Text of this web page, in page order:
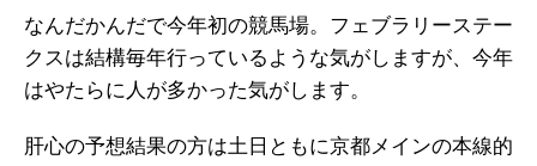
なんだかんだで今年初の競馬場。フェブラリーステー
クスは結構毎年行っているような気がしますが、今年
はやたらに人が多かった気がします。
肝心の予想結果の方は土日ともに京都メインの本線的